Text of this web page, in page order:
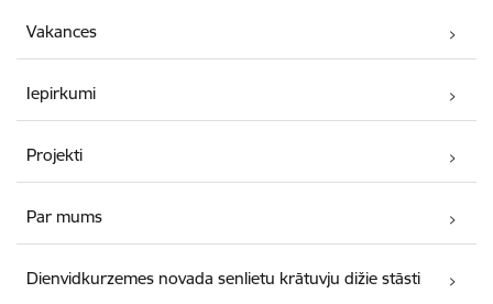
Vakances
Iepirkumi
Projekti
Par mums
Dienvidkurzemes novada senlietu krātuvju dižie stāsti